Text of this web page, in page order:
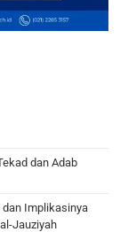
dan Adab
dan Implikasinya
Jauziyah